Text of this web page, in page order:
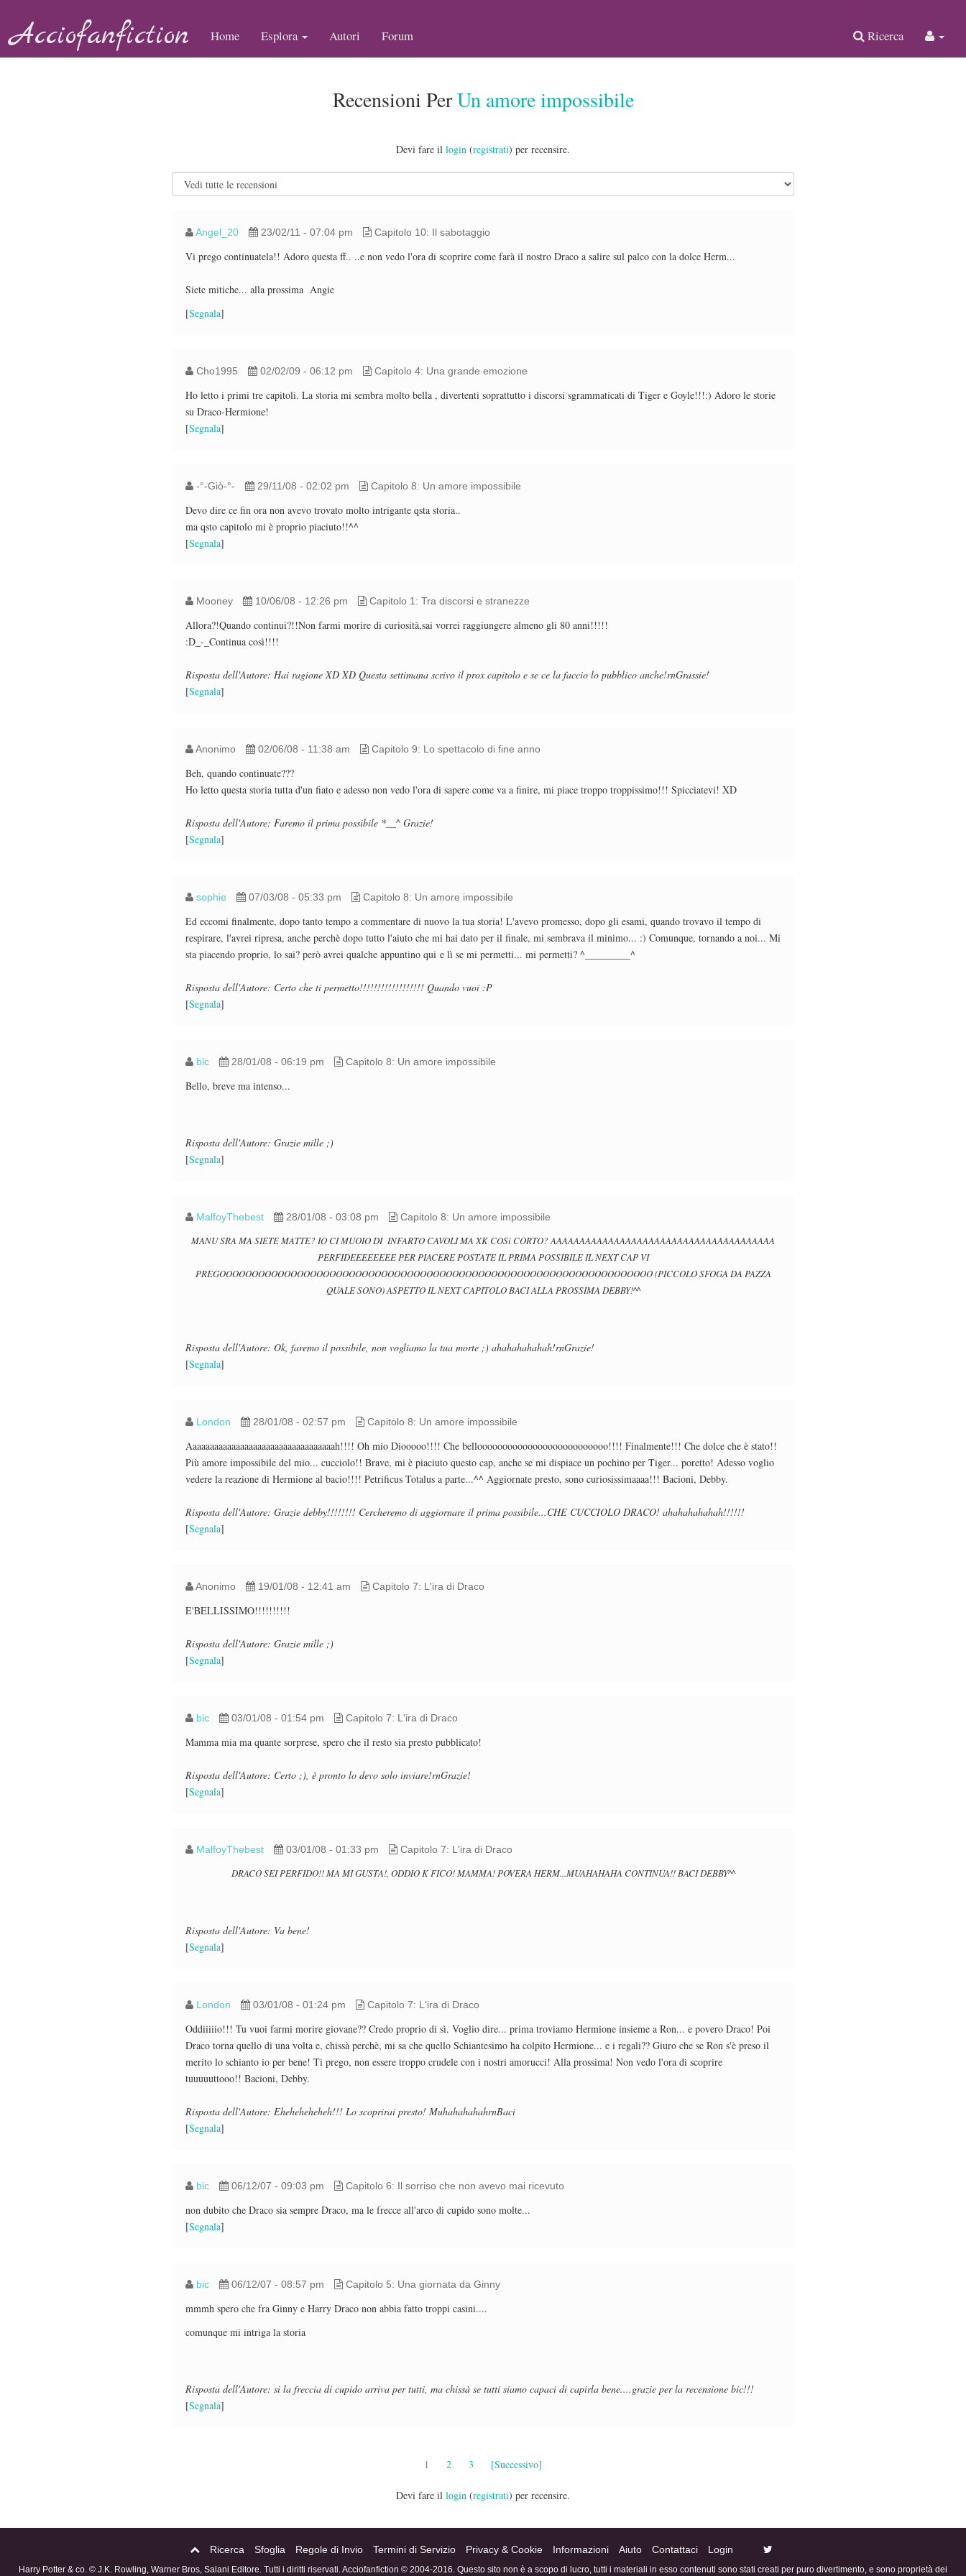
Acciofanfiction Home Esplora Autori Forum Ricerca
Recensioni PerUn amore impossibile
Devi fare il login (registrati) per recensire.
Angel_20 23/02/11 - 07:04 pm Capitolo 10: Il sabotaggio
Vi prego continuatela!! Adoro questa ff.. ..e non vedo l'ora di scoprire come farà il nostro Draco a salire sul palco con la dolce Herm...
Siete mitiche... alla prossima Angie
[Segnala]
Cho1995 02/02/09 - 06:12 pm Capitolo 4: Una grande emozione
Ho letto i primi tre capitoli. La storia mi sembra molto bella , divertenti soprattutto i discorsi sgrammaticati di Tiger e Goyle!!!:) Adoro le storie
su Draco-Hermione!
[Segnala]
-°-Giò-°- 29/11/08 - 02:02 pm Capitolo 8: Un amore impossibile
Devo dire ce fin ora non avevo trovato molto intrigante qsta storia..
ma qsto capitolo mi è proprio piaciuto!!^^
[Segnala]
Mooney 10/06/08 - 12:26 pm Capitolo 1: Tra discorsi e stranezze
Allora?!Quando continui?!!Non farmi morire di curiosità,sai vorrei raggiungere almeno gli 80 anni!!!!!
:D_-_Continua così!!!!
Risposta dell'Autore: Hai ragione XD XD Questa settimana scrivo il prox capitolo e se ce la faccio lo pubblico anche!rnGrassie!
[Segnala]
Anonimo 02/06/08 - 11:38 am Capitolo 9: Lo spettacolo di fine anno
Beh, quando continuate???
Ho letto questa storia tutta d'un fiato e adesso non vedo l'ora di sapere come va a finire, mi piace troppo troppissimo!!! Spicciatevi! XD
Risposta dell'Autore: Faremo il prima possibile *__^ Grazie!
[Segnala]
sophie 07/03/08 - 05:33 pm Capitolo 8: Un amore impossibile
Ed eccomi finalmente, dopo tanto tempo a commentare di nuovo la tua storia! L'avevo promesso, dopo gli esami, quando trovavo il tempo di
respirare, l'avrei ripresa, anche perchè dopo tutto l'aiuto che mi hai dato per il finale, mi sembrava il minimo... :) Comunque, tornando a noi... Mi
sta piacendo proprio, lo sai? però avrei qualche appuntino qui e lì se mi permetti... mi permetti? ^_________^
Risposta dell'Autore: Certo che ti permetto!!!!!!!!!!!!!!!!!! Quando vuoi :P
[Segnala]
bic 28/01/08 - 06:19 pm Capitolo 8: Un amore impossibile
Bello, breve ma intenso...
Risposta dell'Autore: Grazie mille ;)
[Segnala]
MalfoyThebest 28/01/08 - 03:08 pm Capitolo 8: Un amore impossibile
MANU SRA MA SIETE MATTE? IO CI MUOIO DI INFARTO CAVOLI MA XK COSì CORTO? AAAAAAAAAAAAAAAAAAAAAAAAAAAAAAAAAAAAAAA
PERFIDEEEEEEEE PER PIACERE POSTATE IL PRIMA POSSIBILE IL NEXT CAP VI
PREGOOOOOOOOOOOOOOOOOOOOOOOOOOOOOOOOOOOOOOOOOOOOOOOOOOOOOOOOOOOOOOOOOOO (PICCOLO SFOGA DA PAZZA
QUALE SONO) ASPETTO IL NEXT CAPITOLO BACI ALLA PROSSIMA DEBBY!^^
Risposta dell'Autore: Ok, faremo il possibile, non vogliamo la tua morte ;) ahahahahahah!rnGrazie!
[Segnala]
London 28/01/08 - 02:57 pm Capitolo 8: Un amore impossibile
Aaaaaaaaaaaaaaaaaaaaaaaaaaaaaaaaaah!!!! Oh mio Diooooo!!!! Che belloooooooooooooooooooooooooo!!!! Finalmente!!! Che dolce che è stato!!
Più amore impossibile del mio... cucciolo!! Brave, mi è piaciuto questo cap, anche se mi dispiace un pochino per Tiger... poretto! Adesso voglio
vedere la reazione di Hermione al bacio!!!! Petrificus Totalus a parte...^^ Aggiornate presto, sono curiosissimaaaa!!! Bacioni, Debby.
Risposta dell'Autore: Grazie debby!!!!!!!! Cercheremo di aggiornare il prima possibile...CHE CUCCIOLO DRACO! ahahahahahah!!!!!!
[Segnala]
Anonimo 19/01/08 - 12:41 am Capitolo 7: L'ira di Draco
E'BELLISSIMO!!!!!!!!!!
Risposta dell'Autore: Grazie mille ;)
[Segnala]
bic 03/01/08 - 01:54 pm Capitolo 7: L'ira di Draco
Mamma mia ma quante sorprese, spero che il resto sia presto pubblicato!
Risposta dell'Autore: Certo ;), è pronto lo devo solo inviare!rnGrazie!
[Segnala]
MalfoyThebest 03/01/08 - 01:33 pm Capitolo 7: L'ira di Draco
DRACO SEI PERFIDO!! MA MI GUSTA!, ODDIO K FICO! MAMMA! POVERA HERM...MUAHAHAHA CONTINUA!! BACI DEBBY^^
Risposta dell'Autore: Va bene!
[Segnala]
London 03/01/08 - 01:24 pm Capitolo 7: L'ira di Draco
Oddiiiiio!!! Tu vuoi farmi morire giovane?? Credo proprio di sì. Voglio dire... prima troviamo Hermione insieme a Ron... e povero Draco! Poi
Draco torna quello di una volta e, chissà perchè, mi sa che quello Schiantesimo ha colpito Hermione... e i regali?? Giuro che se Ron s'è preso il
merito lo schianto io per bene! Ti prego, non essere troppo crudele con i nostri amorucci! Alla prossima! Non vedo l'ora di scoprire
tuuuuuttooo!! Bacioni, Debby.
Risposta dell'Autore: Eheheheheheh!!! Lo scoprirai presto! MuhahahahahrnBaci
[Segnala]
bic 06/12/07 - 09:03 pm Capitolo 6: Il sorriso che non avevo mai ricevuto
non dubito che Draco sia sempre Draco, ma le frecce all'arco di cupido sono molte...
[Segnala]
bic 06/12/07 - 08:57 pm Capitolo 5: Una giornata da Ginny
mmmh spero che fra Ginny e Harry Draco non abbia fatto troppi casini....
comunque mi intriga la storia
Risposta dell'Autore: si la freccia di cupido arriva per tutti, ma chissà se tutti siamo capaci di capirla bene....grazie per la recensione bic!!!
[Segnala]
1 2 3 [Successivo]
Devi fare il login (registrati) per recensire.
Ricerca Sfoglia Regole di Invio Termini di Servizio Privacy & Cookie Informazioni Aiuto Contattaci Login
Harry Potter & co. © J.K. Rowling, Warner Bros, Salani Editore. Tutti i diritti riservati. Acciofanfiction © 2004-2016. Questo sito non è a scopo di lucro, tutti i materiali in esso contenuti sono stati creati per puro divertimento, e sono proprietà dei